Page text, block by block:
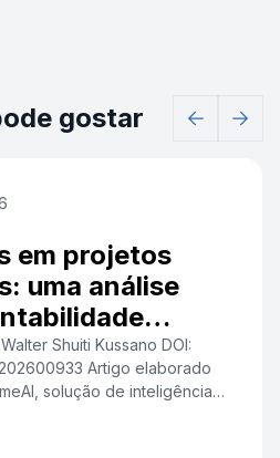
gostar
em projetos
uma análise
Shuiti Kussano DOI:
Artigo elaborado
solução de inteligência
A crescente